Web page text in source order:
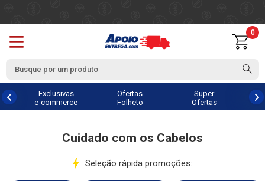
0
Exclusivas
e-commerce
Ofertas
Folheto
Super
Ofertas
Cuidado com os Cabelos
Seleção rápida promoções: